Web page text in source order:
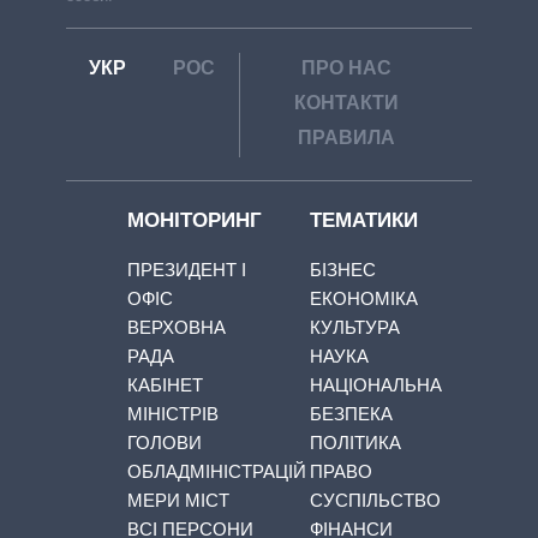
УКР РОС
ПРО НАС
КОНТАКТИ
ПРАВИЛА
МОНІТОРИНГ
ПРЕЗИДЕНТ І
ОФІС
ВЕРХОВНА
РАДА
КАБІНЕТ
МІНІСТРІВ
ГОЛОВИ
ОБЛАДМІНІСТРАЦІЙ
МЕРИ МІСТ
ВСІ ПЕРСОНИ
ТЕМАТИКИ
БІЗНЕС
ЕКОНОМІКА
КУЛЬТУРА
НАУКА
НАЦІОНАЛЬНА
БЕЗПЕКА
ПОЛІТИКА
ПРАВО
СУСПІЛЬСТВО
ФІНАНСИ